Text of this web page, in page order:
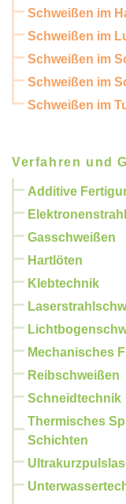
Schweißen im
Schweißen im
Schweißen im
Schweißen im
Schweißen im
Verfahren und
Additive
Gasschweißen
Hartlöten
Klebtechnik
Mechanisches
Reibschweißen
Schneidtechnik
Thermisches
Schichten